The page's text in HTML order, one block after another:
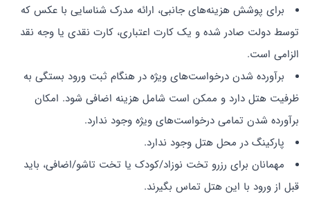
برای پوشش هزینه‌های جانبی، ارائه مدرک شناسایی با عکس که
توسط دولت صادر شده و یک کارت اعتباری، کارت نقدی یا وجه نقد
الزامی است.
برآورده شدن درخواست‌های ویژه در هنگام ثبت ورود بستگی به
ظرفیت هتل دارد و ممکن است شامل هزینه اضافی شود. امکان
برآورده شدن تمامی درخواست‌های ویژه وجود ندارد.
پارکینگ در محل هتل وجود ندارد.
مهمانان برای رزرو تخت نوزاد/کودک یا تخت تاشو/اضافی، باید
قبل از ورود با این هتل تماس بگیرند.